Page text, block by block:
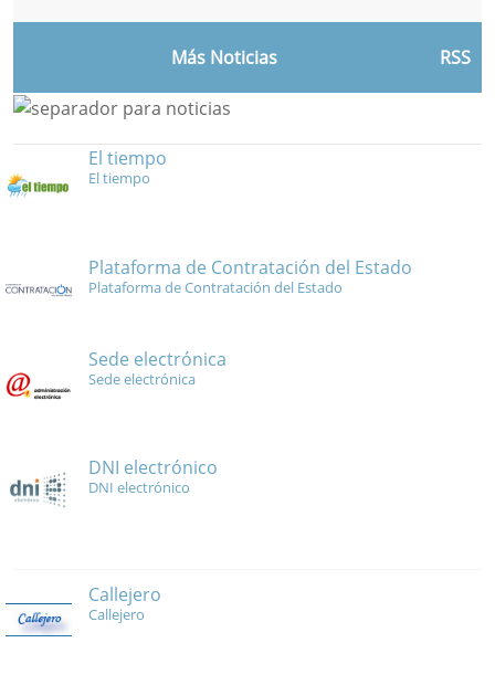
Más Noticias RSS
El tiempo
El tiempo
Plataforma de Contratación del Estado
Plataforma de Contratación del Estado
Sede electrónica
Sede electrónica
DNI electrónico
DNI electrónico
Callejero
Callejero